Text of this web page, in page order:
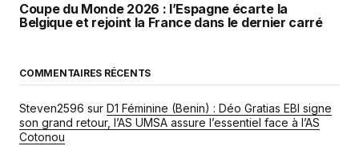
Coupe du Monde 2026 : l’Espagne écarte la
Belgique et rejoint la France dans le dernier carré
COMMENTAIRES RÉCENTS
Steven2596 sur D1 Féminine (Benin) : Déo Gratias EBI signe
son grand retour, l’AS UMSA assure l’essentiel face à l’AS
Cotonou